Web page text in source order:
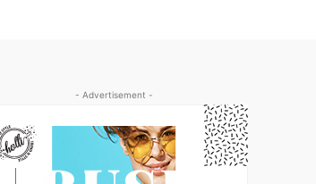
- Advertisement -